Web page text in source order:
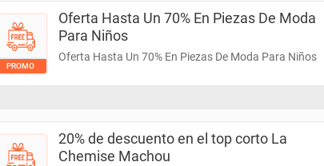
PROMO
Oferta Hasta Un 70% En Piezas De Moda
Para Niños
Oferta Hasta Un 70% En Piezas De Moda Para Niños
20% de descuento en el top corto La
Chemise Machou